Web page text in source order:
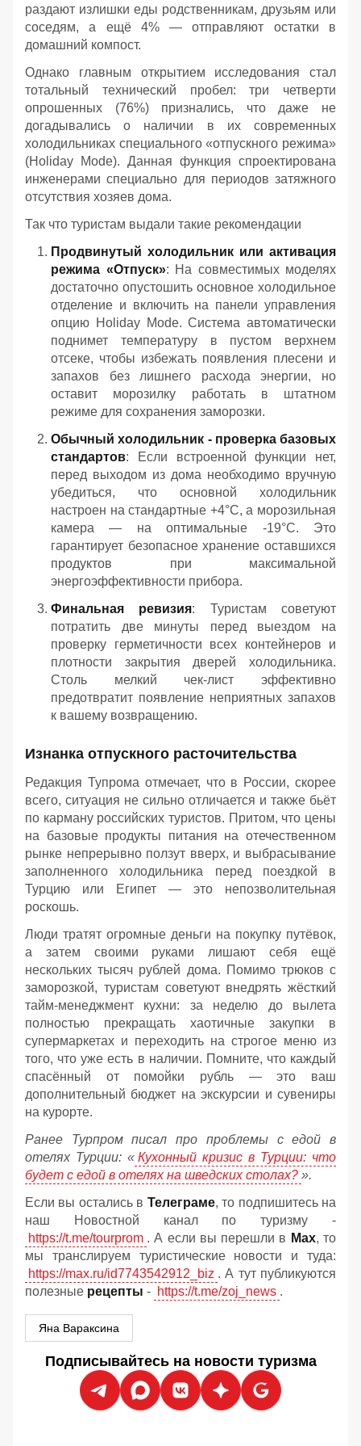
раздают излишки еды родственникам, друзьям или
соседям, а ещё 4% — отправляют остатки в
домашний компост.
Однако главным открытием исследования стал
тотальный технический пробел: три четверти
опрошенных (76%) признались, что даже не
догадывались о наличии в их современных
холодильниках специального «отпускного режима»
(Holiday Mode). Данная функция спроектирована
инженерами специально для периодов затяжного
отсутствия хозяев дома.
Так что туристам выдали такие рекомендации
Продвинутый холодильник или активация
режима «Отпуск»: На совместимых моделях
достаточно опустошить основное холодильное
отделение и включить на панели управления
опцию Holiday Mode. Система автоматически
поднимет температуру в пустом верхнем
отсеке, чтобы избежать появления плесени и
запахов без лишнего расхода энергии, но
оставит морозилку работать в штатном
режиме для сохранения заморозки.
Обычный холодильник - проверка базовых
стандартов: Если встроенной функции нет,
перед выходом из дома необходимо вручную
убедиться, что основной холодильник
настроен на стандартные +4°C, а морозильная
камера — на оптимальные -19°C. Это
гарантирует безопасное хранение оставшихся
продуктов при максимальной
энергоэффективности прибора.
Финальная ревизия: Туристам советуют
потратить две минуты перед выездом на
проверку герметичности всех контейнеров и
плотности закрытия дверей холодильника.
Столь мелкий чек-лист эффективно
предотвратит появление неприятных запахов
к вашему возвращению.
Изнанка отпускного расточительства
Редакция Тупрома отмечает, что в России, скорее
всего, ситуация не сильно отличается и также бьёт
по карману российских туристов. Притом, что цены
на базовые продукты питания на отечественном
рынке непрерывно ползут вверх, и выбрасывание
заполненного холодильника перед поездкой в
Турцию или Египет — это непозволительная
роскошь.
Люди тратят огромные деньги на покупку путёвок,
а затем своими руками лишают себя ещё
нескольких тысяч рублей дома. Помимо трюков с
заморозкой, туристам советуют внедрять жёсткий
тайм-менеджмент кухни: за неделю до вылета
полностью прекращать хаотичные закупки в
супермаркетах и переходить на строгое меню из
того, что уже есть в наличии. Помните, что каждый
спасённый от помойки рубль — это ваш
дополнительный бюджет на экскурсии и сувениры
на курорте.
Ранее Турпром писал про проблемы с едой в
отелях Турции: « Кухонный кризис в Турции: что
будет с едой в отелях на шведских столах? ».
Если вы остались в Телеграме, то подпишитесь на
наш Новостной канал по туризму -
https://t.me/tourprom . А если вы перешли в Мах, то
мы транслируем туристические новости и туда:
https://max.ru/id7743542912_biz . А тут публикуются
полезные рецепты - https://t.me/zoj_news .
Яна Вараксина
Подписывайтесь на новости туризма